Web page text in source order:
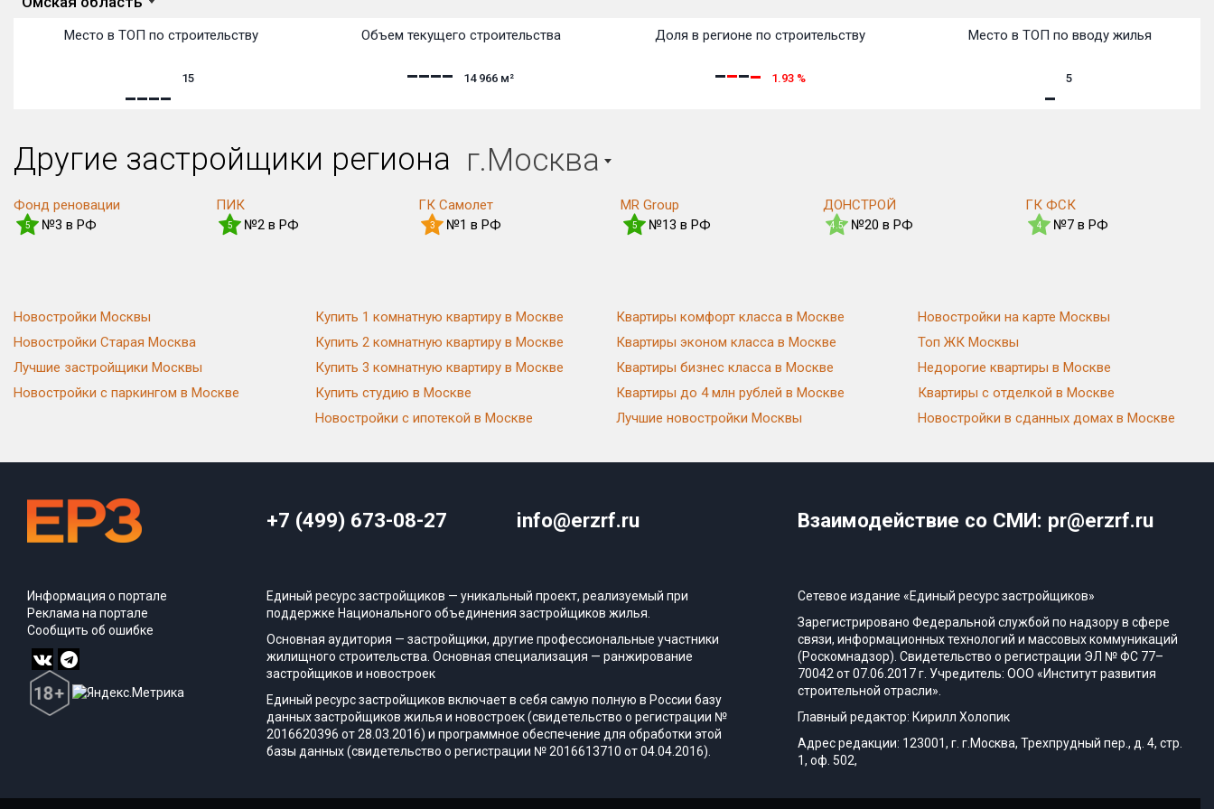
Место в ТОП по строительству
15
Объем текущего строительства
14 966 м²
Доля в регионе по строительству
1.93 %
Место в ТОП по вводу жилья
5
Другие застройщики региона г.Москва
Фонд реновации
5 №3 в РФ
ПИК
5 №2 в РФ
ГК Самолет
3 №1 в РФ
MR Group
5 №13 в РФ
ДОНСТРОЙ
4.5 №20 в РФ
ГК ФСК
4 №7 в РФ
Новостройки Москвы
Новостройки Старая Москва
Лучшие застройщики Москвы
Новостройки с паркингом в Москве
Купить 1 комнатную квартиру в Москве
Купить 2 комнатную квартиру в Москве
Купить 3 комнатную квартиру в Москве
Купить студию в Москве
Новостройки с ипотекой в Москве
Квартиры комфорт класса в Москве
Квартиры эконом класса в Москве
Квартиры бизнес класса в Москве
Квартиры до 4 млн рублей в Москве
Лучшие новостройки Москвы
Новостройки на карте Москвы
Топ ЖК Москвы
Недорогие квартиры в Москве
Квартиры с отделкой в Москве
Новостройки в сданных домах в Москве
+7 (499) 673-08-27 info@erzrf.ru Взаимодействие со СМИ: pr@erzrf.ru
Информация о портале
Реклама на портале
Сообщить об ошибке
Единый ресурс застройщиков — уникальный проект, реализуемый при
поддержке Национального объединения застройщиков жилья.
Основная аудитория — застройщики, другие профессиональные участники
жилищного строительства. Основная специализация — ранжирование
застройщиков и новостроек
Единый ресурс застройщиков включает в себя самую полную в России базу
данных застройщиков жилья и новостроек (свидетельство о регистрации №
2016620396 от 28.03.2016) и программное обеспечение для обработки этой
базы данных (свидетельство о регистрации № 2016613710 от 04.04.2016).
Сетевое издание «Единый ресурс застройщиков»
Зарегистрировано Федеральной службой по надзору в сфере
связи, информационных технологий и массовых коммуникаций
(Роскомнадзор). Свидетельство о регистрации ЭЛ № ФС 77–
70042 от 07.06.2017 г. Учредитель: ООО «Институт развития
строительной отрасли».
Главный редактор: Кирилл Холопик
Адрес редакции: 123001, г. г.Москва, Трехпрудный пер., д. 4, стр.
1, оф. 502,